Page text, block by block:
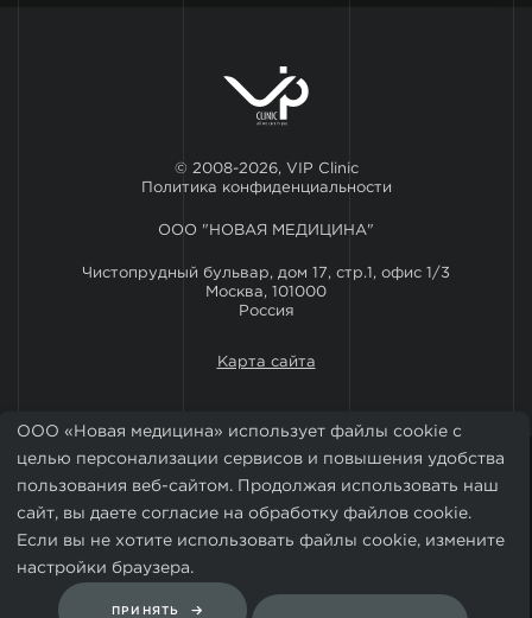
© 2008-2026, VIP Clinic
Политика конфиденциальности
ООО "НОВАЯ МЕДИЦИНА"
Чистопрудный бульвар, дом 17, стр.1, офис 1/3
Москва, 101000
Россия
Карта сайта
ООО «Новая медицина» использует файлы cookie с
целью персонализации сервисов и повышения удобства
пользования веб-сайтом. Продолжая использовать наш
сайт, вы даете согласие на обработку файлов cookie.
Если вы не хотите использовать файлы cookie, измените
настройки браузера.
ПРИНЯТЬ